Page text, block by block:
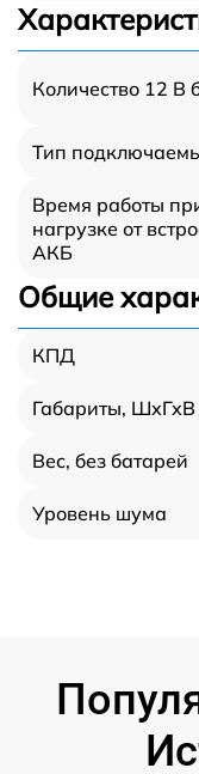
Количество 12 В
Тип
Время работы
нагрузке от
АКБ
Общие
КПД
Габариты, ШхГхВ
Вес, без батарей
Уровень шума